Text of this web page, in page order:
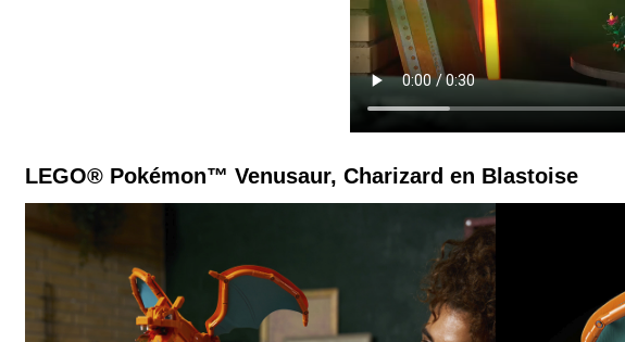
LEGO® Pokémon™ Venusaur, Charizard en Blastoise